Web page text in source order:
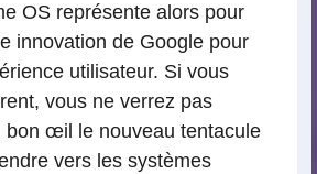
OS représente alors pour
innovation de Google pour
utilisateur. Si vous
vous ne verrez pas
bon œil le nouveau tentacule
vers les systèmes